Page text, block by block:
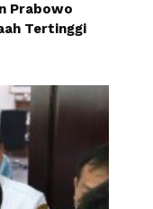
Prabowo
Tertinggi